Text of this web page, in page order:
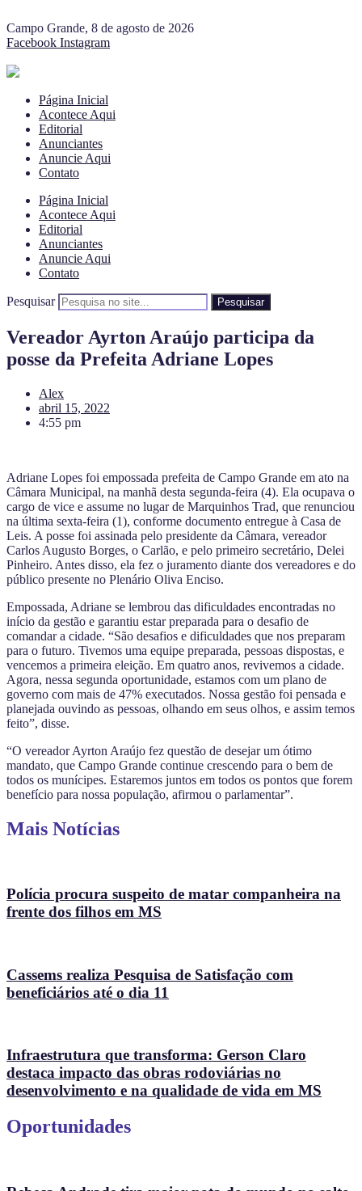
Campo Grande, 8 de agosto de 2026
Facebook Instagram
Página Inicial
Acontece Aqui
Editorial
Anunciantes
Anuncie Aqui
Contato
Página Inicial
Acontece Aqui
Editorial
Anunciantes
Anuncie Aqui
Contato
Pesquisar Pesquisar
Vereador Ayrton Araújo participa da
posse da Prefeita Adriane Lopes
Alex
abril 15, 2022
4:55 pm
Adriane Lopes foi empossada prefeita de Campo Grande em ato na
Câmara Municipal, na manhã desta segunda-feira (4). Ela ocupava o
cargo de vice e assume no lugar de Marquinhos Trad, que renunciou
na última sexta-feira (1), conforme documento entregue à Casa de
Leis. A posse foi assinada pelo presidente da Câmara, vereador
Carlos Augusto Borges, o Carlão, e pelo primeiro secretário, Delei
Pinheiro. Antes disso, ela fez o juramento diante dos vereadores e do
público presente no Plenário Oliva Enciso.
Empossada, Adriane se lembrou das dificuldades encontradas no
início da gestão e garantiu estar preparada para o desafio de
comandar a cidade. “São desafios e dificuldades que nos preparam
para o futuro. Tivemos uma equipe preparada, pessoas dispostas, e
vencemos a primeira eleição. Em quatro anos, revivemos a cidade.
Agora, nessa segunda oportunidade, estamos com um plano de
governo com mais de 47% executados. Nossa gestão foi pensada e
planejada ouvindo as pessoas, olhando em seus olhos, e assim temos
feito”, disse.
“O vereador Ayrton Araújo fez questão de desejar um ótimo
mandato, que Campo Grande continue crescendo para o bem de
todos os munícipes. Estaremos juntos em todos os pontos que forem
benefício para nossa população, afirmou o parlamentar”.
Mais Notícias
Polícia procura suspeito de matar companheira na
frente dos filhos em MS
Cassems realiza Pesquisa de Satisfação com
beneficiários até o dia 11
Infraestrutura que transforma: Gerson Claro
destaca impacto das obras rodoviárias no
desenvolvimento e na qualidade de vida em MS
Oportunidades